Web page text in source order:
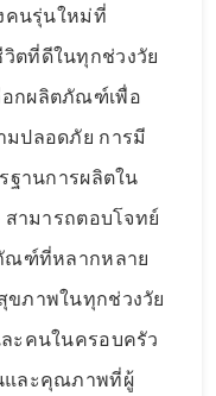
คนรุ่นใหม่ที่
ตที่ดีในทุกช่วงวัย
กผลิตภัณฑ์เพื่อ
ปลอดภัย การมี
ฐานการผลิตใน
ามารถตอบโจทย์
ณฑ์ที่หลากหลาย
ภาพในทุกช่วงวัย
ะคนในครอบครัว
และคุณภาพที่ผู้